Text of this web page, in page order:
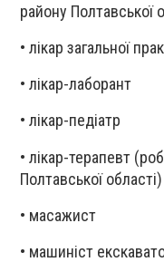
району Полтавської
• лікар загальної
• лікар-лаборант
• лікар-педіатр
• лікар-терапевт
Полтавської області)
• масажист
• машиніст